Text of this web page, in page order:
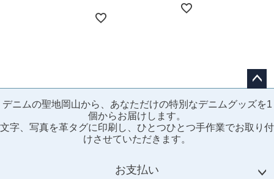
ジト
ップ
へ
デニムの聖地岡山から、あなただけの特別なデニムグッズを1
個からお届けします。
文字、写真を革タグに印刷し、ひとつひとつ手作業でお取り付
けさせていただきます。
お支払い